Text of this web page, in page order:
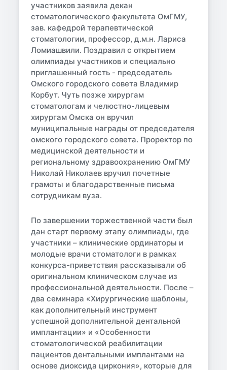
участников заявила декан
стоматологического факультета ОмГМУ,
зав. кафедрой терапевтической
стоматологии, профессор, д.м.н. Лариса
Ломиашвили. Поздравил с открытием
олимпиады участников и специально
приглашенный гость - председатель
Омского городского совета Владимир
Корбут. Чуть позже хирургам
стоматологам и челюстно-лицевым
хирургам Омска он вручил
муниципальные награды от председателя
омского городского совета. Проректор по
медицинской деятельности и
региональному здравоохранению ОмГМУ
Николай Николаев вручил почетные
грамоты и благодарственные письма
сотрудникам вуза.
По завершении торжественной части был
дан старт первому этапу олимпиады, где
участники – клинические ординаторы и
молодые врачи стоматологи в рамках
конкурса-приветствия рассказывали об
оригинальном клиническом случае из
профессиональной деятельности. После –
два семинара «Хирургические шаблоны,
как дополнительный инструмент
успешной дополнительной дентальной
имплантации» и «Особенности
стоматологической реабилитации
пациентов дентальными имплантами на
основе диоксида циркония», которые для